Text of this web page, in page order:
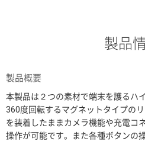
製品
製品概要
本製品は２つの素材で端末を護るハ
360度回転するマグネットタイプの
を装着したままカメラ機能や充電コ
操作が可能です。また各種ボタンの